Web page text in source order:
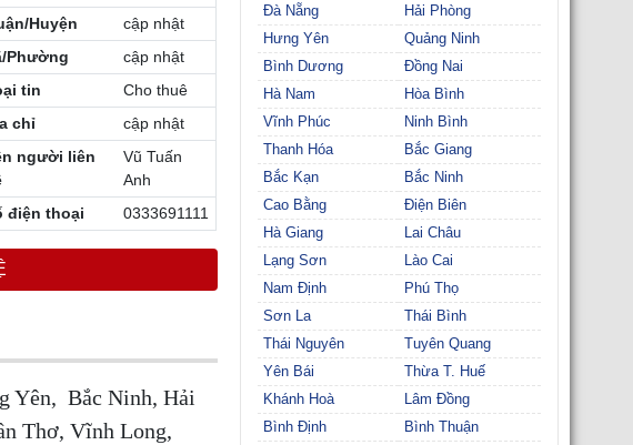
Huyện
cập nhật
Phường
cập nhật
tin
Cho thuê
chỉ
cập nhật
người liên
Vũ Tuấn
Anh
điện thoại
0333691111
Yên, Bắc Ninh, Hải
Thơ, Vĩnh Long,
Đà Nẵng
Hải Phòng
Hưng Yên
Quảng Ninh
Bình Dương
Đồng Nai
Hà Nam
Hòa Bình
Vĩnh Phúc
Ninh Bình
Thanh Hóa
Bắc Giang
Bắc Kạn
Bắc Ninh
Cao Bằng
Điện Biên
Hà Giang
Lai Châu
Lạng Sơn
Lào Cai
Nam Định
Phú Thọ
Sơn La
Thái Bình
Thái Nguyên
Tuyên Quang
Yên Bái
Thừa T. Huế
Khánh Hoà
Lâm Đồng
Bình Định
Bình Thuận